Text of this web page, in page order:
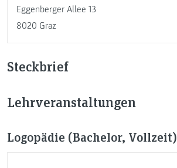
Eggenberger Allee 13
8020 Graz
Steckbrief
Lehrveranstaltungen
Logopädie (Bachelor, Vollzeit)